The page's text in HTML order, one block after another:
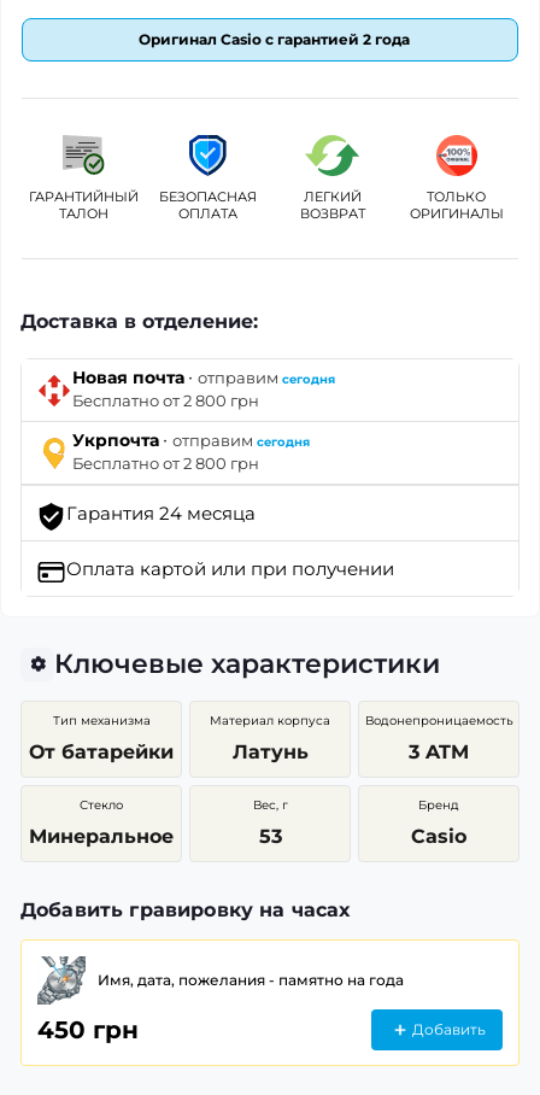
Оригинал Casio с гарантией 2 года
ГАРАНТИЙНЫЙ
ТАЛОН
БЕЗОПАСНАЯ
ОПЛАТА
ЛЕГКИЙ
ВОЗВРАТ
ТОЛЬКО
ОРИГИНАЛЫ
Доставка в отделение:
Новая почта · отправим сегодня
Бесплатно от 2 800 грн
Укрпочта · отправим сегодня
Бесплатно от 2 800 грн
Гарантия 24 месяца
Оплата картой или при получении
Ключевые характеристики
Тип механизма
От батарейки
Материал корпуса
Латунь
Водонепроницаемость
3 ATM
Стекло
Минеральное
Вес, г
53
Бренд
Casio
Добавить гравировку на часах
Имя, дата, пожелания - памятно на года
450 грн Добавить